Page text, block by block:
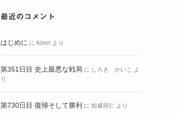
最近のコメント
はじめに に kizen より
第351日目 史上最悪な戦局 に しろき かいこ よ
り
第730日目 復帰そして勝利 に 知威得仁 より